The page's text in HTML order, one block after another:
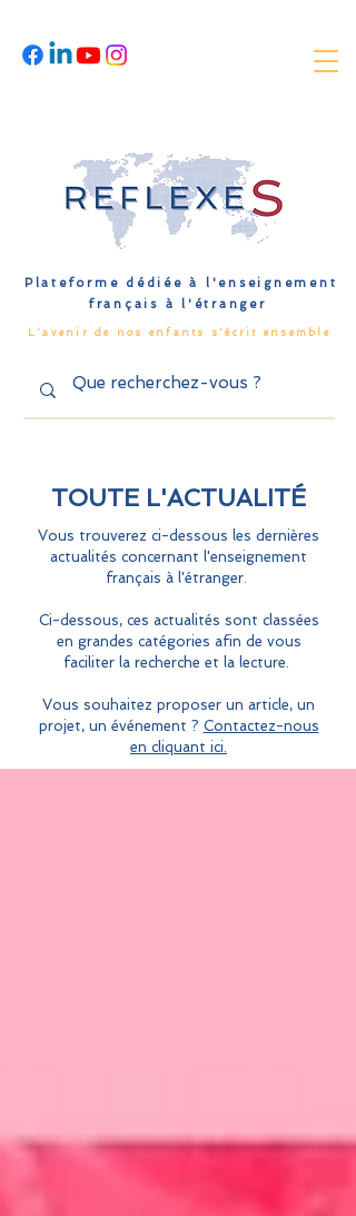
Plateforme dédiée à l'enseignement
français à l'étranger
L'avenir de nos enfants s'écrit ensemble
TOUTE L'ACTUALITÉ
Vous trouverez ci-dessous les dernières
actualités concernant l'enseignement
français à l'étranger.
Ci-dessous, ces actualités sont classées
en grandes catégories afin de vous
faciliter la recherche et la lecture.
Vous souhaitez proposer un article, un
projet, un événement ? Contactez-nous
en cliquant ici.